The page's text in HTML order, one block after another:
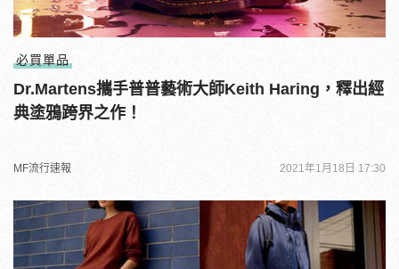
必買單品
Dr.Martens攜手普普藝術大師Keith Haring，釋出經
典塗鴉跨界之作！
MF流行速報 2021年1月18日 17:30